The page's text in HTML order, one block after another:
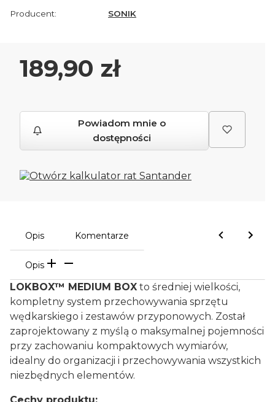
Producent:
SONIK
Cena
189,90 zł
Powiadom mnie o
dostępności
Opis Komentarze
Opis
LOKBOX™ MEDIUM BOX to średniej wielkości,
kompletny system przechowywania sprzętu
wędkarskiego i zestawów przyponowych. Został
zaprojektowany z myślą o maksymalnej pojemności
przy zachowaniu kompaktowych wymiarów,
idealny do organizacji i przechowywania wszystkich
niezbędnych elementów.